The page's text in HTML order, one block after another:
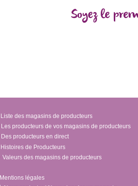
Soyez le
Liste des magasins de producteurs
Les producteurs de vos magasins de producteurs
Des producteurs en direct
Histoires de Producteurs
Valeurs des magasins de producteurs
Mentions légales